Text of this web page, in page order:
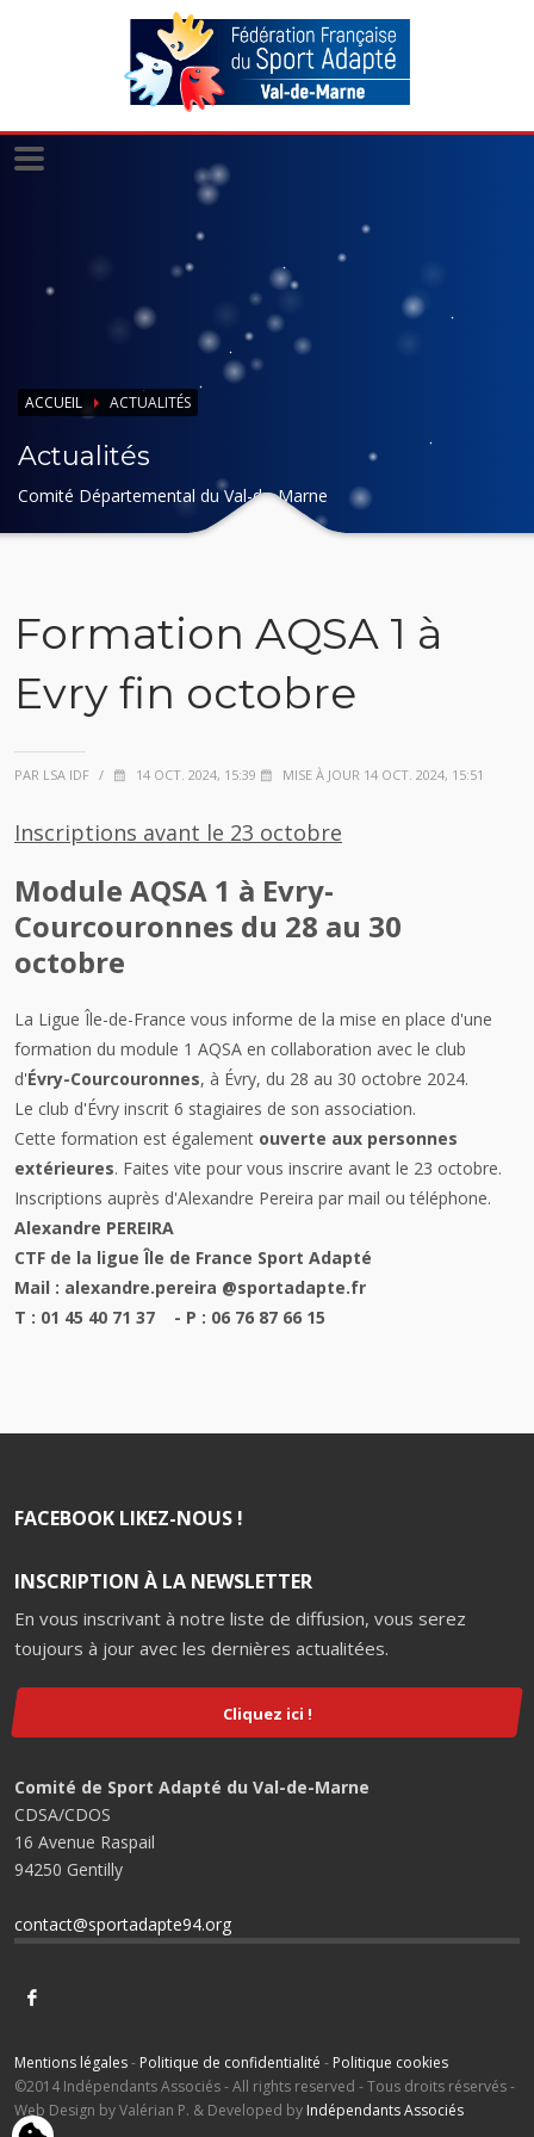
ACCUEIL ACTUALITÉS
Actualités
Comité Départemental du Val-de-Marne
Formation AQSA 1 à
Evry fin octobre
PAR LSA IDF / 14 OCT. 2024, 15:39 MISE À JOUR 14 OCT. 2024, 15:51
Inscriptions avant le 23 octobre
Module AQSA 1 à Evry-
Courcouronnes du 28 au 30
octobre
La Ligue Île-de-France vous informe de la mise en place d'une
formation du module 1 AQSA en collaboration avec le club
d'Évry-Courcouronnes, à Évry, du 28 au 30 octobre 2024.
Le club d'Évry inscrit 6 stagiaires de son association.
Cette formation est également ouverte aux personnes
extérieures. Faites vite pour vous inscrire avant le 23 octobre.
Inscriptions auprès d'Alexandre Pereira par mail ou téléphone.
Alexandre PEREIRA
CTF de la ligue Île de France Sport Adapté
Mail : alexandre.pereira @sportadapte.fr
T : 01 45 40 71 37 - P : 06 76 87 66 15
FACEBOOK LIKEZ-NOUS !
INSCRIPTION À LA NEWSLETTER
En vous inscrivant à notre liste de diffusion, vous serez
toujours à jour avec les dernières actualitées.
Cliquez ici !
Comité de Sport Adapté du Val-de-Marne
CDSA/CDOS
16 Avenue Raspail
94250 Gentilly
contact@sportadapte94.org
Mentions légales- Politique de confidentialité - Politique cookies
©2014 Indépendants Associés - All rights reserved - Tous droits réservés -
Web Design by Valérian P. & Developed by Indépendants Associés
Panneau de gestion des cookies